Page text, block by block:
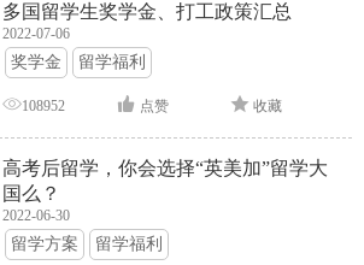
多国留学生奖学金、打工政策汇总
2022-07-06
奖学金 留学福利
108952 点赞 收藏
高考后留学，你会选择“英美加”留学大
国么？
2022-06-30
留学方案 留学福利